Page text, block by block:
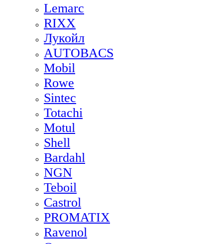
Lemarc
RIXX
Лукойл
AUTOBACS
Mobil
Rowe
Sintec
Totachi
Motul
Shell
Bardahl
NGN
Teboil
Castrol
PROMATIX
Ravenol